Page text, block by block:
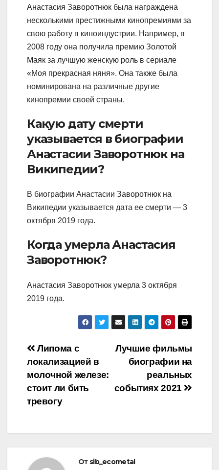
Анастасия Заворотнюк была награждена
несколькими престижными кинопремиями за
свою работу в киноиндустрии. Например, в
2008 году она получила премию Золотой
Маяк за лучшую женскую роль в сериале
«Моя прекрасная няня». Она также была
номинирована на различные другие
кинопремии своей страны.
Какую дату смерти
указывается в биографии
Анастасии Заворотнюк на
Википедии?
В биографии Анастасии Заворотнюк на
Википедии указывается дата ее смерти — 3
октября 2019 года.
Когда умерла Анастасия
Заворотнюк?
Анастасия Заворотнюк умерла 3 октября
2019 года.
Навигация
по
записям
Лучшие фильмы
биографии на
реальных
событиях 2021
Липома с
локализацией в
молочной железе:
стоит ли бить
тревогу
От sib_ecometal